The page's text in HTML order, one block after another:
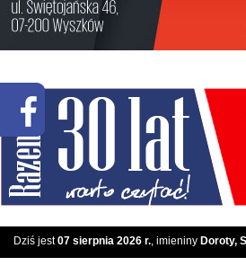
Dziś jest07 sierpnia 2026 r., imieniny Doroty,